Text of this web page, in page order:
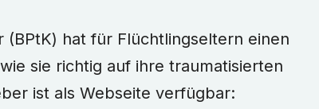
hat für Flüchtlingseltern einen
sie richtig auf ihre traumatisierten
ist als Webseite verfügbar: